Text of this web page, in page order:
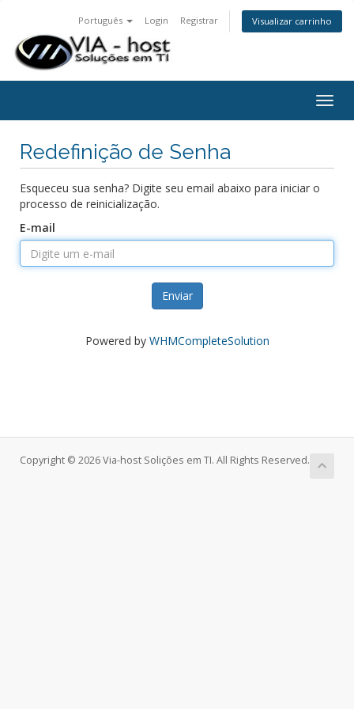
Português Login Registrar Visualizar carrinho
Redefinição de Senha
Esqueceu sua senha? Digite seu email abaixo para iniciar o
processo de reinicialização.
E-mail
Enviar
Powered by WHMCompleteSolution
Copyright © 2026 Via-host Solições em TI. All Rights Reserved.